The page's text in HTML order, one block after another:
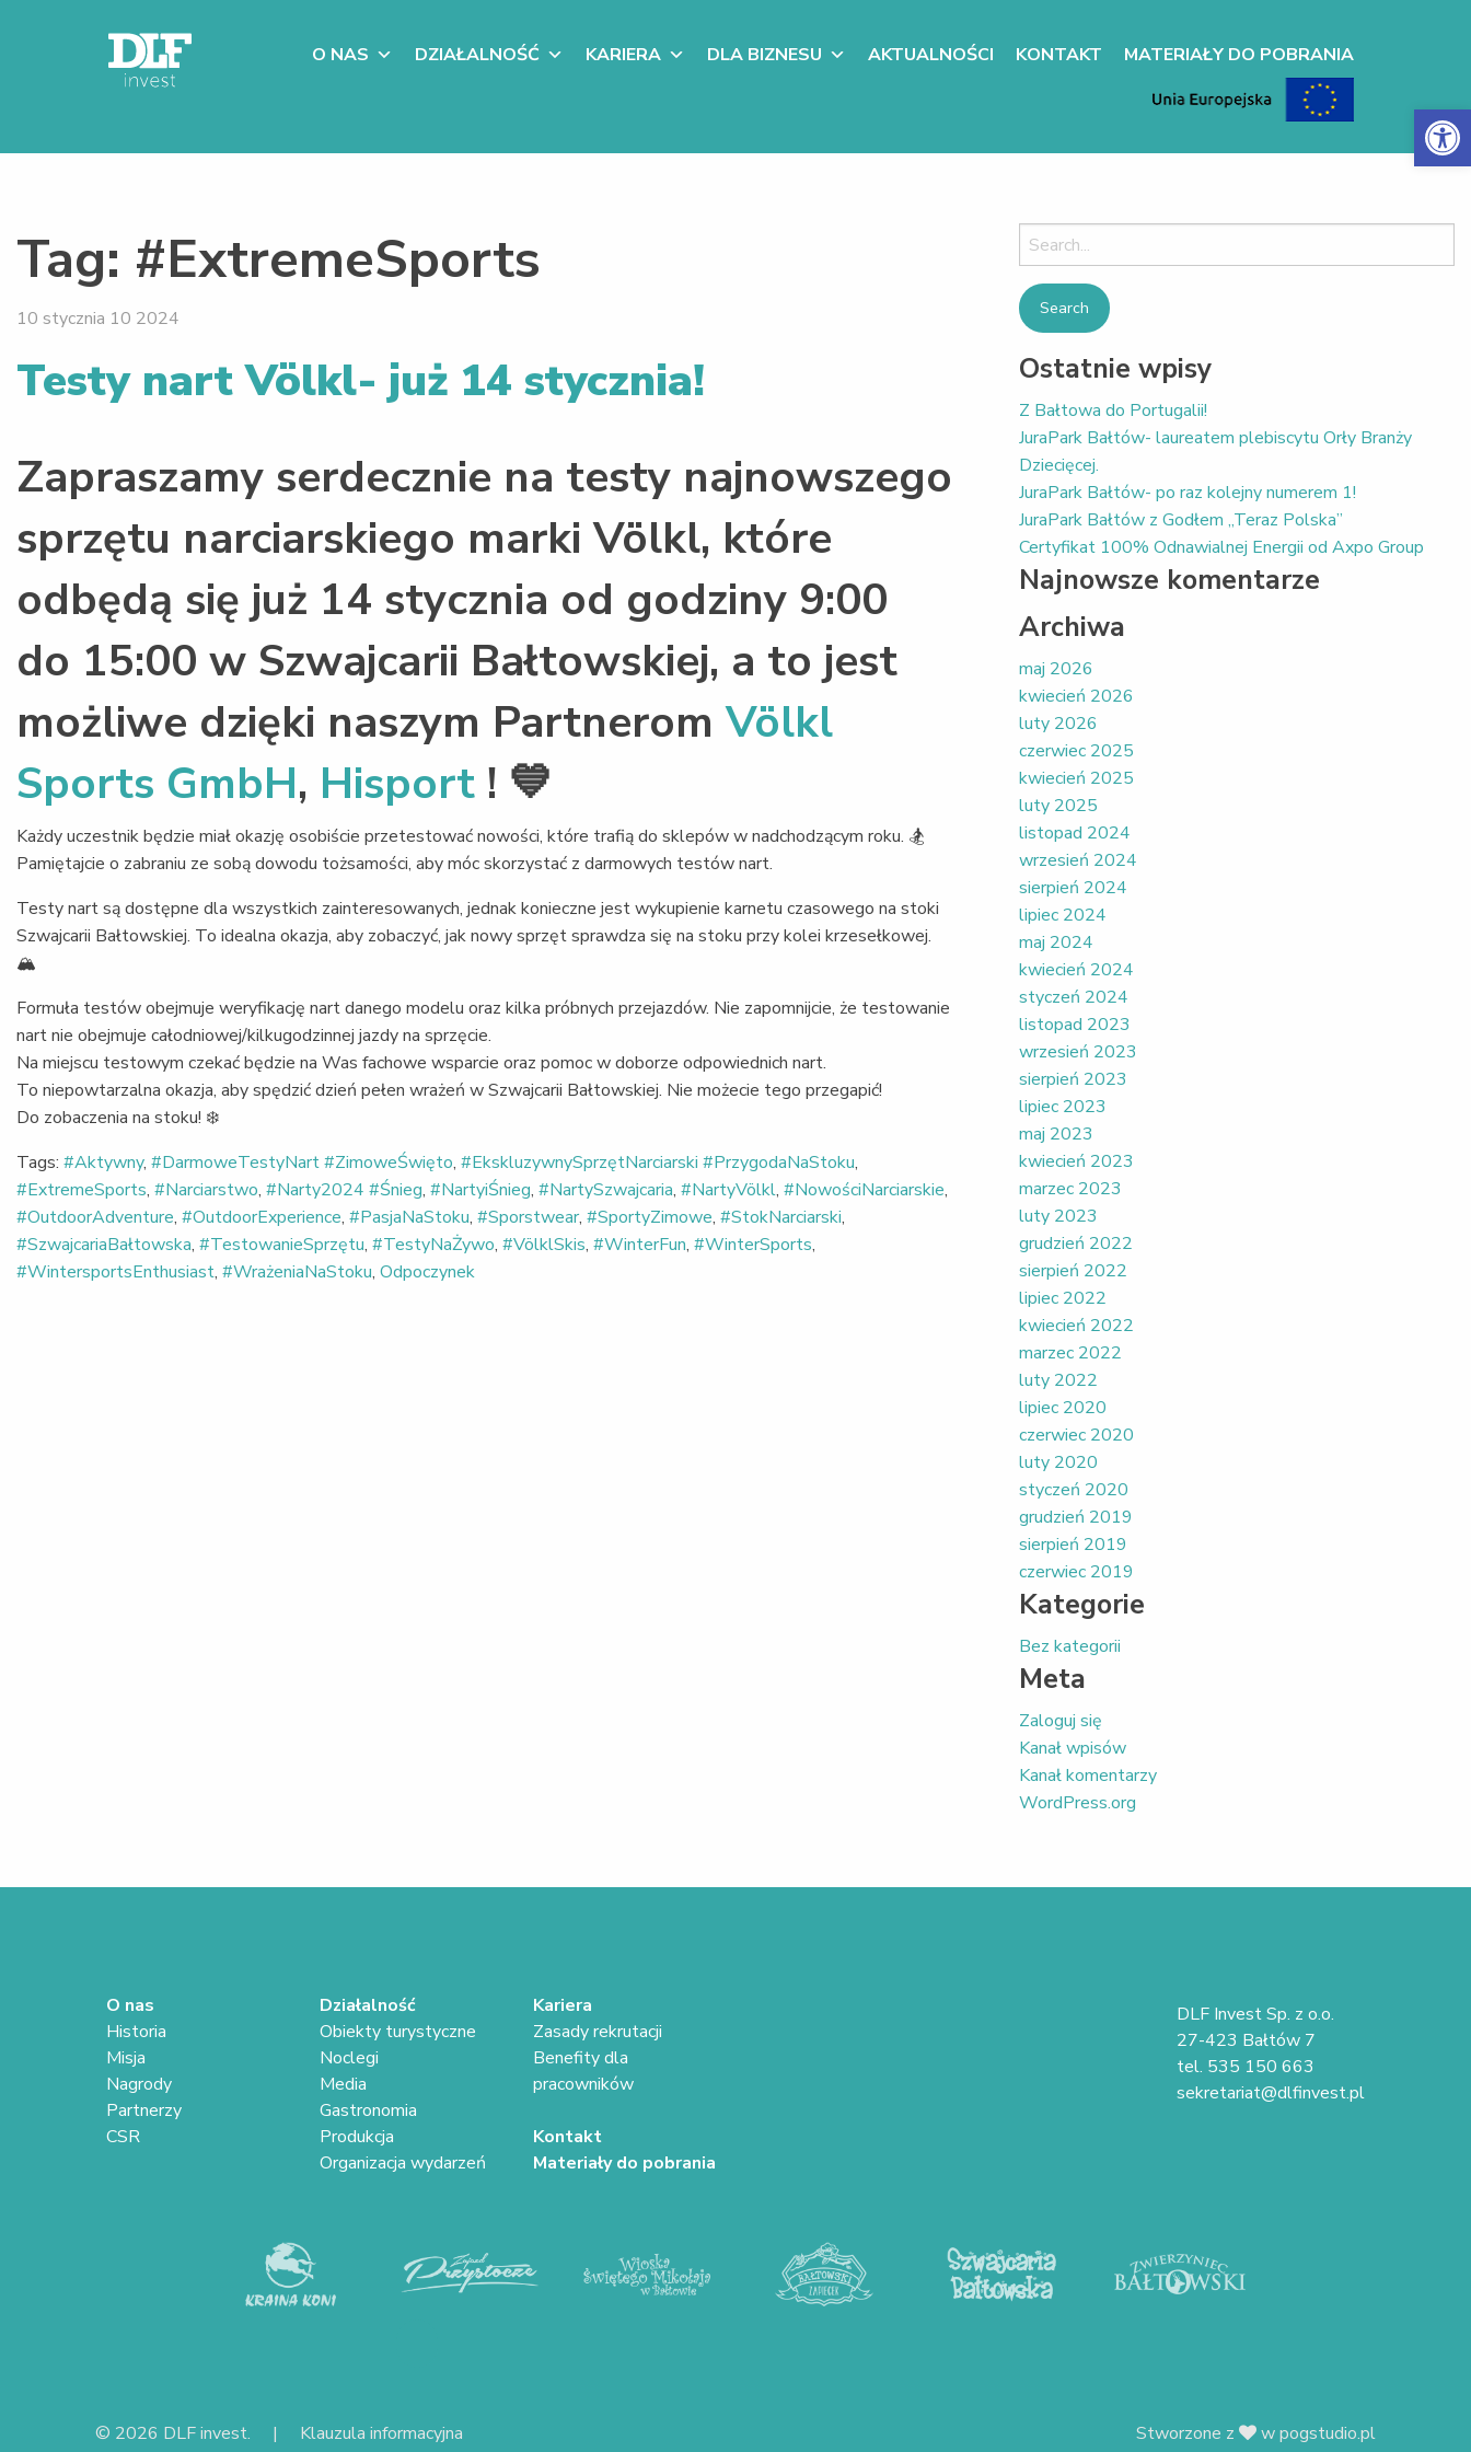
O NAS DZIAŁALNOŚĆ KARIERA DLA BIZNESU AKTUALNOŚCI KONTAKT MATERIAŁY DO POBRANIA
Tag: #ExtremeSports
10 stycznia 10 2024
Testy nart Völkl- już 14 stycznia!
Zapraszamy serdecznie na testy najnowszego
sprzętu narciarskiego marki Völkl, które
odbędą się już 14 stycznia od godziny 9:00
do 15:00 w Szwajcarii Bałtowskiej, a to jest
możliwe dzięki naszym PartneromVölkl
Sports GmbH, Hisport ! 💙
Każdy uczestnik będzie miał okazję osobiście przetestować nowości, które trafią do sklepów w nadchodzącym roku. 🏂
Pamiętajcie o zabraniu ze sobą dowodu tożsamości, aby móc skorzystać z darmowych testów nart.
Testy nart są dostępne dla wszystkich zainteresowanych, jednak konieczne jest wykupienie karnetu czasowego na stoki
Szwajcarii Bałtowskiej. To idealna okazja, aby zobaczyć, jak nowy sprzęt sprawdza się na stoku przy kolei krzesełkowej.
🏔️
Formuła testów obejmuje weryfikację nart danego modelu oraz kilka próbnych przejazdów. Nie zapomnijcie, że testowanie
nart nie obejmuje całodniowej/kilkugodzinnej jazdy na sprzęcie.
Na miejscu testowym czekać będzie na Was fachowe wsparcie oraz pomoc w doborze odpowiednich nart.
To niepowtarzalna okazja, aby spędzić dzień pełen wrażeń w Szwajcarii Bałtowskiej. Nie możecie tego przegapić!
Do zobaczenia na stoku! ❄️
Tags: #Aktywny, #DarmoweTestyNart #ZimoweŚwięto, #EkskluzywnySprzętNarciarski #PrzygodaNaStoku,
#ExtremeSports, #Narciarstwo, #Narty2024 #Śnieg, #NartyiŚnieg, #NartySzwajcaria, #NartyVölkl, #NowościNarciarskie,
#OutdoorAdventure, #OutdoorExperience, #PasjaNaStoku, #Sporstwear, #SportyZimowe, #StokNarciarski,
#SzwajcariaBałtowska, #TestowanieSprzętu, #TestyNaŻywo, #VölklSkis, #WinterFun, #WinterSports,
#WintersportsEnthusiast, #WrażeniaNaStoku, Odpoczynek
Search
for:
Ostatnie wpisy
Z Bałtowa do Portugalii!
JuraPark Bałtów- laureatem plebiscytu Orły Branży
Dziecięcej.
JuraPark Bałtów- po raz kolejny numerem 1!
JuraPark Bałtów z Godłem „Teraz Polska”
Certyfikat 100% Odnawialnej Energii od Axpo Group
Najnowsze komentarze
Archiwa
maj 2026
kwiecień 2026
luty 2026
czerwiec 2025
kwiecień 2025
luty 2025
listopad 2024
wrzesień 2024
sierpień 2024
lipiec 2024
maj 2024
kwiecień 2024
styczeń 2024
listopad 2023
wrzesień 2023
sierpień 2023
lipiec 2023
maj 2023
kwiecień 2023
marzec 2023
luty 2023
grudzień 2022
sierpień 2022
lipiec 2022
kwiecień 2022
marzec 2022
luty 2022
lipiec 2020
czerwiec 2020
luty 2020
styczeń 2020
grudzień 2019
sierpień 2019
czerwiec 2019
Kategorie
Bez kategorii
Meta
Zaloguj się
Kanał wpisów
Kanał komentarzy
WordPress.org
O nas
Historia
Misja
Nagrody
Partnerzy
CSR
Działalność
Obiekty turystyczne
Noclegi
Media
Gastronomia
Produkcja
Organizacja wydarzeń
Kariera
Zasady rekrutacji
Benefity dla
pracowników
Kontakt
Materiały do pobrania
DLF Invest Sp. z o.o.
27-423 Bałtów 7
tel. 535 150 663
sekretariat@dlfinvest.pl
© 2026 DLF invest. | Klauzula informacyjna Stworzone z wpogstudio.pl